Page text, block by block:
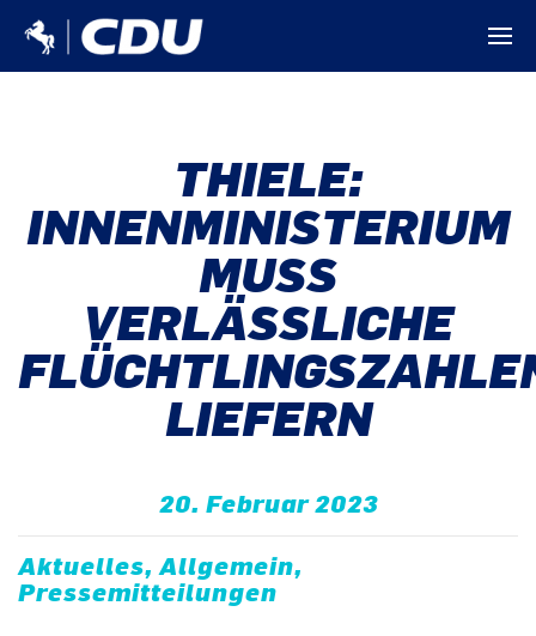
THIELE:
INNENMINISTERIUM
MUSS
VERLÄSSLICHE
LIEFERN
20. Februar 2023
Aktuelles, Allgemein,
Pressemitteilungen